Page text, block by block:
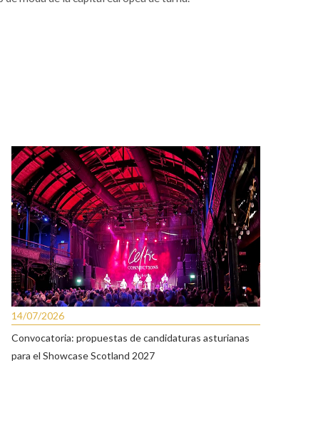
14/07/2026
Convocatoria: propuestas de candidaturas asturianas
para el Showcase Scotland 2027